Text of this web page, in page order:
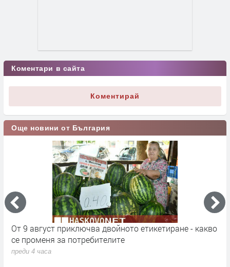
Коментари в сайта
Коментирай
Още новини от България
От 9 август приключва двойното етикетиране - какво
се променя за потребителите
преди 4 часа